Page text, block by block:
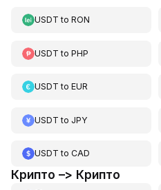
USDT to RON
USDT to PHP
USDT to EUR
USDT to JPY
USDT to CAD
Крипто –> Крипто